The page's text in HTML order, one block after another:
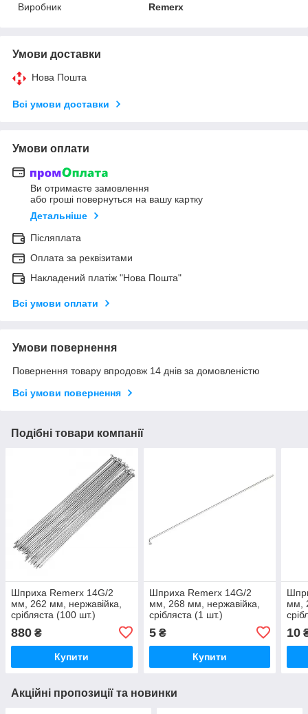
Виробник
Remerx
Умови доставки
Нова Пошта
Всі умови доставки
Умови оплати
Ви отримаєте замовлення
або гроші повернуться на вашу картку
Детальніше
Післяплата
Оплата за реквізитами
Накладений платіж "Нова Пошта"
Всі умови оплати
Умови повернення
Повернення товару впродовж 14 днів за домовленістю
Всі умови повернення
Подібні товари компанії
Шприха Remerx 14G/2
мм, 262 мм, нержавійка,
срібляста (100 шт.)
880 ₴
Купити
Шприха Remerx 14G/2
мм, 268 мм, нержавійка,
срібляста (1 шт.)
5₴
Купити
мм,
10
Акційні пропозиції та новинки